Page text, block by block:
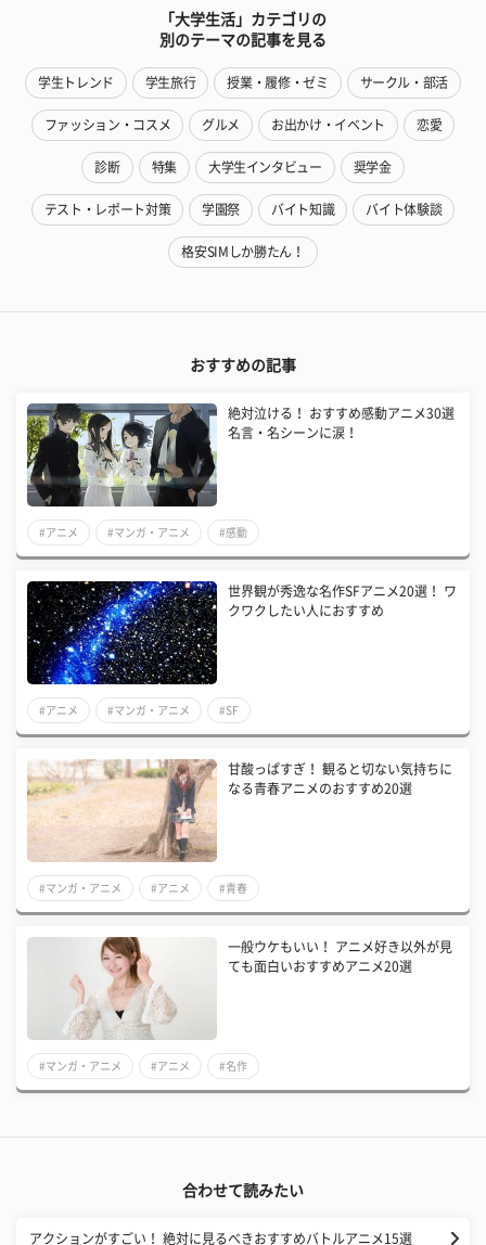
「大学生活」カテゴリの
別のテーマの記事を見る
学生トレンド 学生旅行 授業・履修・ゼミ サークル・部活
ファッション・コスメ グルメ お出かけ・イベント 恋愛
診断 特集 大学生インタビュー 奨学金
テスト・レポート対策 学園祭 バイト知識 バイト体験談
格安SIMしか勝たん！
おすすめの記事
絶対泣ける！ おすすめ感動アニメ30選
名言・名シーンに涙！
#アニメ #マンガ・アニメ #感動
世界観が秀逸な名作SFアニメ20選！ ワ
クワクしたい人におすすめ
#アニメ #マンガ・アニメ #SF
甘酸っぱすぎ！ 観ると切ない気持ちに
なる青春アニメのおすすめ20選
#マンガ・アニメ #アニメ #青春
一般ウケもいい！ アニメ好き以外が見
ても面白いおすすめアニメ20選
#マンガ・アニメ #アニメ #名作
合わせて読みたい
アクションがすごい！ 絶対に見るべきおすすめバトルアニメ15選